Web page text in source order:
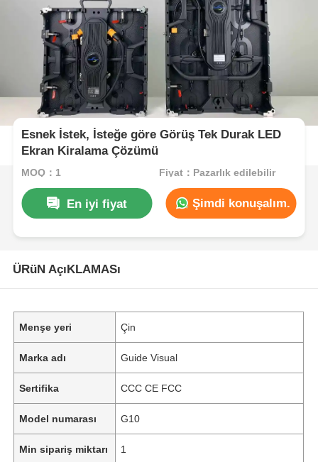
Esnek İstek, İsteğe göre Görüş Tek Durak LED
Ekran Kiralama Çözümü
MOQ：1 Fiyat：Pazarlık edilebilir
En iyi fiyat Şimdi konuşalım.
ÜRüN AçıKLAMASı
Menşe yeri Çin
Marka adı Guide Visual
Sertifika CCC CE FCC
Model numarası G10
Min sipariş miktarı 1